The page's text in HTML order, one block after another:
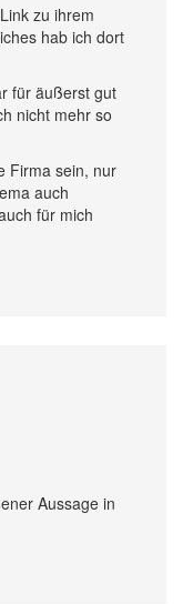
zu ihrem
hab ich dort
für äußerst gut
nicht mehr so
Firma sein, nur
auch
für mich
Aussage in